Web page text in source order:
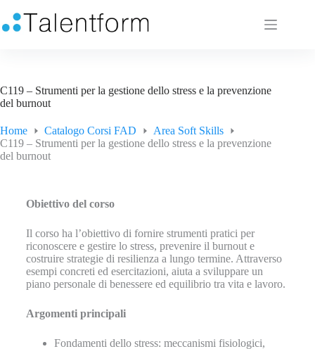
C119 – Strumenti per la gestione dello stress e la prevenzione
del burnout
Home Catalogo Corsi FAD
Area Soft Skills
C119 – Strumenti per la gestione dello stress e la prevenzione
del burnout
Obiettivo del corso
Il corso ha l’obiettivo di fornire strumenti pratici per
riconoscere e gestire lo stress, prevenire il burnout e
costruire strategie di resilienza a lungo termine. Attraverso
esempi concreti ed esercitazioni, aiuta a sviluppare un
piano personale di benessere ed equilibrio tra vita e lavoro.
Argomenti principali
Fondamenti dello stress: meccanismi fisiologici,